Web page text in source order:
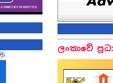
ලංකාවේ